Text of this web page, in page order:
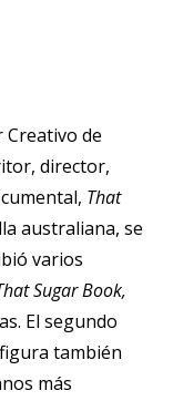
Creativo de
director,
That
australiana, se
varios
Sugar Book,
El segundo
figura también
más